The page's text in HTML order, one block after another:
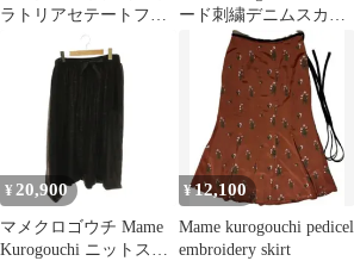
ラトリアセテートフロ
ート 伊勢丹別注
ード刺繍デニムスカー
¥ 20,900
マメクロゴウチ Mame
Kurogouchi ニットスカ
¥12,100
Mame kurogouchi pedicel
embroidery skirt